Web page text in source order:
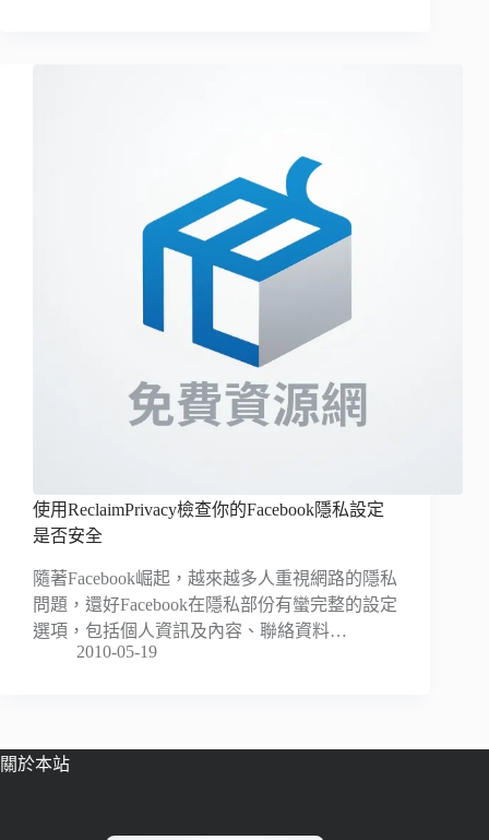
使用ReclaimPrivacy檢查你的Facebook隱私設定
是否安全
隨著Facebook崛起，越來越多人重視網路的隱私
問題，還好Facebook在隱私部份有蠻完整的設定
選項，包括個人資訊及內容、聯絡資料…
2010-05-19
關於本站